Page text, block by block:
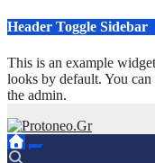
Μετάβαση
περιεχόμενο
Header Toggle Sidebar
This is an example
looks by default. You
the admin.